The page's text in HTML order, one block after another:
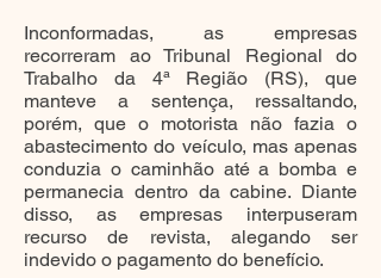
Inconformadas, as empresas
recorreram ao Tribunal Regional do
Trabalho da 4ª Região (RS), que
manteve a sentença, ressaltando,
porém, que o motorista não fazia o
abastecimento do veículo, mas apenas
conduzia o caminhão até a bomba e
permanecia dentro da cabine. Diante
disso, as empresas interpuseram
recurso de revista, alegando ser
indevido o pagamento do benefício.